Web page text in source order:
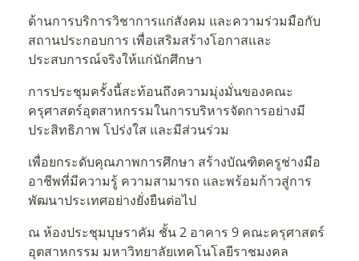
ด้านการบริการวิชาการแก่สังคม และความร่วมมือกับ
สถานประกอบการ เพื่อเสริมสร้างโอกาสและ
ประสบการณ์จริงให้แก่นักศึกษา
การประชุมครั้งนี้สะท้อนถึงความมุ่งมั่นของคณะ
ครุศาสตร์อุตสาหกรรมในการบริหารจัดการอย่างมี
ประสิทธิภาพ โปร่งใส และมีส่วนร่วม
เพื่อยกระดับคุณภาพการศึกษา สร้างบัณฑิตครูช่างมือ
อาชีพที่มีความรู้ ความสามารถ และพร้อมก้าวสู่การ
พัฒนาประเทศอย่างยั่งยืนต่อไป
ณ ห้องประชุมบุษราคัม ชั้น 2 อาคาร 9 คณะครุศาสตร์
อุตสาหกรรม มหาวิทยาลัยเทคโนโลยีราชมงคล